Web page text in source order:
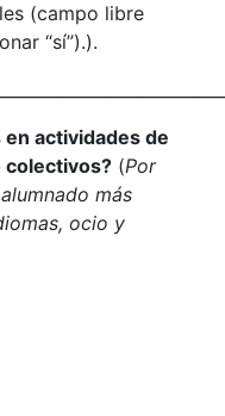
(campo libre
“sí”).).
actividades de
colectivos? (Por
más
ocio y